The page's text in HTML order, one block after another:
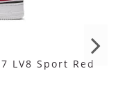
LV8 Sport Red